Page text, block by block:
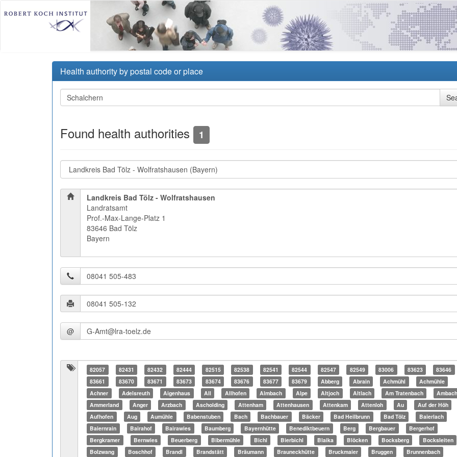
Health authority by postal code or place
Found health authorities 1
Landkreis Bad Tölz - Wolfratshausen
Landratsamt
Prof.-Max-Lange-Platz 1
83646 Bad Tölz
Bayern
@
82057 82431 82432 82444 82515 82538 82541 82544 82547 82549 83006 83623
83646
83661
83670 83671 83673 83674 83676 83677 83679 Abberg Abrain Achmühl
Achmühle
Achner
Adelsreuth Aigenhaus All Allhofen Almbach Alpe Altjoch Altlach Am Tratenbach
Ammerland
Anger Arzbach Ascholding Attenham Attenhausen Attenkam Attenloh Au
Auf der Höh
Aufhofen
Aug Aumühle Babenstuben Bach Bachbauer Bäcker Bad Heilbrunn Bad Tölz
Baierlach
Baiernrain
Bairahof Bairawies Baumberg Bayernhütte Benediktbeuern Berg Bergbauer
Bergerhof
Bergkramer
Bernwies Beuerberg Bibermühle Bichl Bierbichl Blaika Blöcken Bocksberg
Bocksleiten
Bolzwang
Boschhof Brandl Brandstätt Bräumann Brauneckhütte Bruckmaier Bruggen Brunnenbach